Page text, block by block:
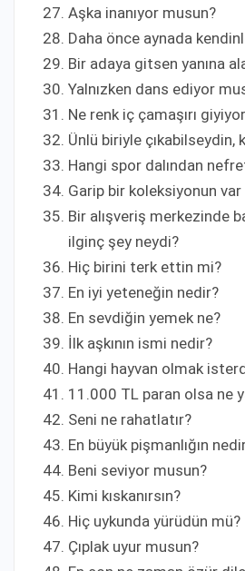
Aşka inanıyor musun?
Daha önce aynada
Bir adaya gitsen yanına
Yalnızken dans ediyor
Ne renk iç çamaşırı
Ünlü biriyle çıkabilseydin,
Hangi spor dalından
Garip bir koleksiyonun var
Bir alışveriş merkezinde
ilginç şey neydi?
Hiç birini terk ettin mi?
En iyi yeteneğin nedir?
En sevdiğin yemek ne?
İlk aşkının ismi nedir?
Hangi hayvan olmak
11.000 TL paran olsa ne
Seni ne rahatlatır?
En büyük pişmanlığın
Beni seviyor musun?
Kimi kıskanırsın?
Hiç uykunda yürüdün mü?
Çıplak uyur musun?